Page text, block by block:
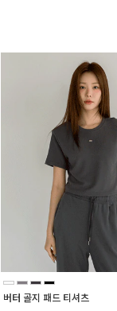
버터 골지 패드 티셔츠